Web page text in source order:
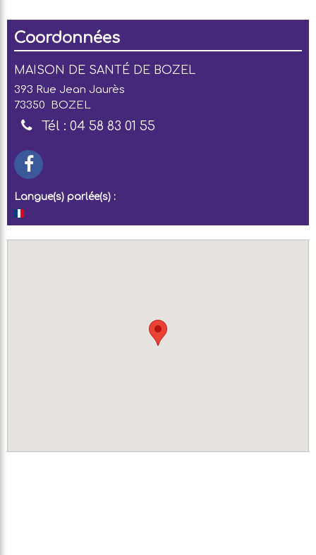
Coordonnées
MAISON DE SANTÉ DE BOZEL
393 Rue Jean Jaurès
73350
BOZEL
Tél : 04 58 83 01 55
Langue(s) parlée(s) :